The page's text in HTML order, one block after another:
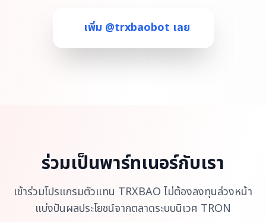
เพิ่ม @trxbaobot เลย
ร่วมเป็นพาร์ทเนอร์กับเรา
เข้าร่วมโปรแกรมตัวแทน TRXBAO ไม่ต้องลงทุนล่วงหน้า
แบ่งปันผลประโยชน์จากตลาดระบบนิเวศ TRON